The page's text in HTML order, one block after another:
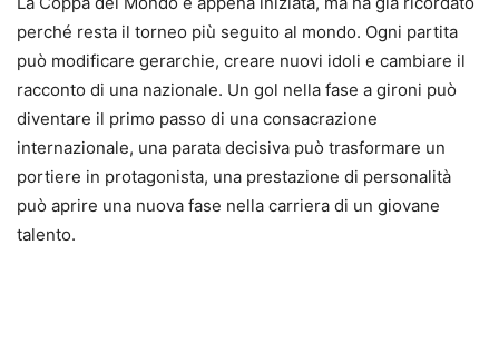
perché resta il torneo più seguito al mondo. Ogni partita
può modificare gerarchie, creare nuovi idoli e cambiare il
racconto di una nazionale. Un gol nella fase a gironi può
diventare il primo passo di una consacrazione
internazionale, una parata decisiva può trasformare un
portiere in protagonista, una prestazione di personalità
può aprire una nuova fase nella carriera di un giovane
talento.